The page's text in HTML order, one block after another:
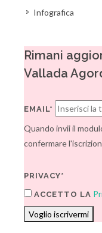
Infografica
Rimani
Vallada
EMAIL*
Quando invii il
confermare
PRIVACY*
ACCETTO LA
Voglio iscrivermi